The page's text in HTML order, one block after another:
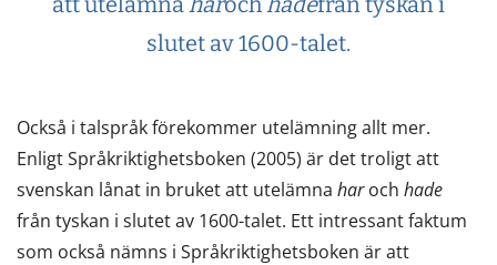
slutet av 1600-talet.
Också i talspråk förekommer utelämning allt mer.
Enligt Språkriktighetsboken (2005) är det troligt att
svenskan lånat in bruket att utelämna haroch hade
från tyskan i slutet av 1600-talet. Ett intressant faktum
som också nämns i Språkriktighetsboken är att